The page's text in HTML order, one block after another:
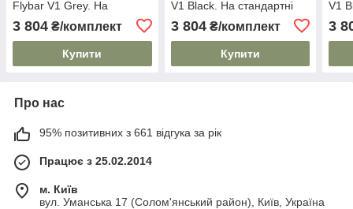
Flybar V1 Grey. На
стандартні рейлінги. Без
замка. Сірі
3 804 ₴/комплект
Купити
V1 Black. На стандартні
рейлінги. Без замка. Чорні
3 804₴/комплект
Купити
V1
3
Про нас
95% позитивних з 661 відгука за рік
Працює з 25.02.2014
м. Київ
вул. Уманська 17 (Солом'янський район), Київ, Україна